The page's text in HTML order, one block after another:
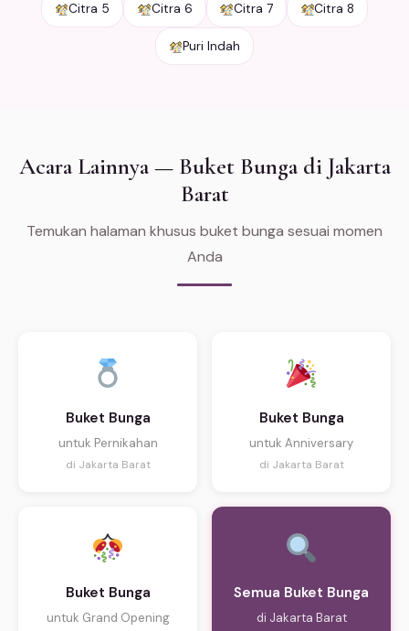
Citra 5 Citra 6 Citra 7 Citra 8
Puri Indah
Acara Lainnya — Buket Bunga di Jakarta
Barat
Temukan halaman khusus buket bunga sesuai momen
Anda
Buket Bunga
untuk Pernikahan
di Jakarta Barat
Buket Bunga
untuk Anniversary
di Jakarta Barat
Buket Bunga
untuk Grand Opening
Semua Buket Bunga
di Jakarta Barat